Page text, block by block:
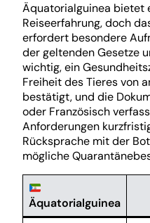
Äquatorialguinea bietet
Reiseerfahrung, doch
erfordert besondere
der geltenden Gesetze
wichtig, ein
Freiheit des Tieres von
bestätigt, und die
oder Französisch
Anforderungen
Rücksprache mit der
mögliche
Äquatorialguinea